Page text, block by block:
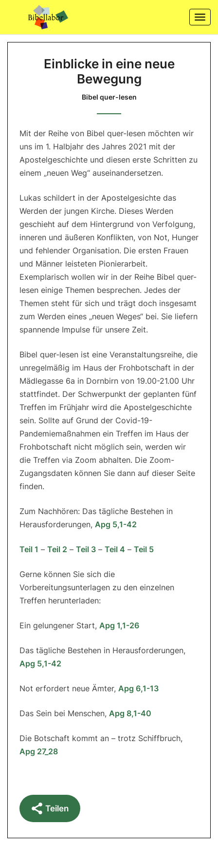
content
in
eine
neue
lesen
Einblicke in eine neue
Bewegung
Bibel quer-lesen
Mit der Reihe von Bibel quer-lesen möchten wir
uns im 1. Halbjahr des Jahres 2021 mit der
Apostelgeschichte und diesen erste Schritten zu
einem „neuen Weg“ auseinandersetzen.
Lukas schildert in der Apostelgesichte das
Werden der jungen Kirche. Dieses Werden
geschieht auf dem Hintergrund von Verfolgung,
inneren und äußeren Konflikten, von Not, Hunger
und fehlender Organisation. Die ersten Frauen
und Männer leisteten Pionierarbeit.
Exemplarisch wollen wir in der Reihe Bibel quer-
lesen einige Themen besprechen. Jedes der
Themen steht für sich und trägt doch insgesamt
zum Werden eines „neuen Weges“ bei. Sie liefern
spannende Impulse für unsere Zeit.
Bibel quer-lesen ist eine Veranstaltungsreihe, die
unregelmäßig im Haus der Frohbotschaft in der
Mädlegasse 6a in Dornbirn von 19.00-21.00 Uhr
stattfindet. Der Schwerpunkt der geplanten fünf
Treffen im Frühjahr wird die Apostelgeschichte
sein. Sollte auf Grund der Covid-19-
Pandemiemaßnahmen ein Treffen im Haus der
Frohbotschaft nicht möglich sein, werden wir
die Treffen via Zoom abhalten. Die Zoom-
Zugangsdaten können Sie dann auf dieser Seite
finden.
Zum Nachhören: Das tägliche Bestehen in
Herausforderungen, Apg 5,1-42
Teil 1 – Teil 2 – Teil 3 – Teil 4 – Teil 5
Gerne können Sie sich die
Vorbereitungsunterlagen zu den einzelnen
Treffen herunterladen:
Ein gelungener Start, Apg 1,1-26
Das tägliche Bestehen in Herausforderungen,
Apg 5,1-42
Not erfordert neue Ämter, Apg 6,1-13
Das Sein bei Menschen, Apg 8,1-40
Die Botschaft kommt an – trotz Schiffbruch,
Apg 27_28
Teilen